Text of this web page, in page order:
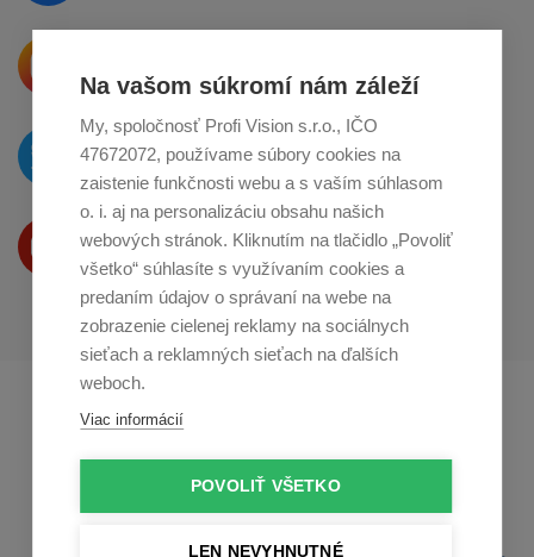
Na vašom súkromí nám záleží
My, spoločnosť Profi Vision s.r.o., IČO
47672072, používame súbory cookies na
zaistenie funkčnosti webu a s vaším súhlasom
o. i. aj na personalizáciu obsahu našich
webových stránok. Kliknutím na tlačidlo „Povoliť
všetko“ súhlasíte s využívaním cookies a
predaním údajov o správaní na webe na
zobrazenie cielenej reklamy na sociálnych
sieťach a reklamných sieťach na ďalších
weboch.
Viac informácií
POVOLIŤ VŠETKO
LEN NEVYHNUTNÉ
o zdieľanie naInstagrame
O novinkách píšeme
naTwitteri
Produkty Vám predstavujeme
na Youtube
Profikuchař.cz